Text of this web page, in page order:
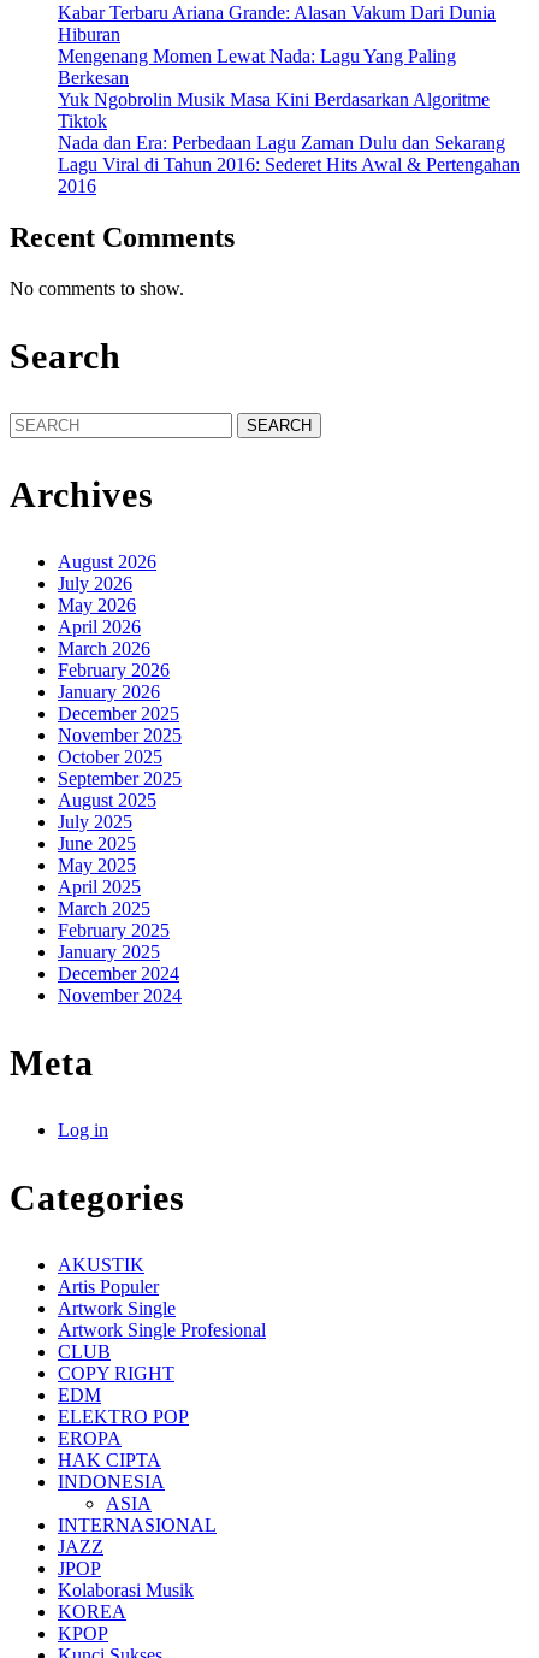
Kabar Terbaru Ariana Grande: Alasan Vakum Dari Dunia
Hiburan
Mengenang Momen Lewat Nada: Lagu Yang Paling
Berkesan
Yuk Ngobrolin Musik Masa Kini Berdasarkan Algoritme
Tiktok
Nada dan Era: Perbedaan Lagu Zaman Dulu dan Sekarang
Lagu Viral di Tahun 2016: Sederet Hits Awal & Pertengahan
2016
Recent Comments
No comments to show.
Search
Search
for:
Archives
August 2026
July 2026
May 2026
April 2026
March 2026
February 2026
January 2026
December 2025
November 2025
October 2025
September 2025
August 2025
July 2025
June 2025
May 2025
April 2025
March 2025
February 2025
January 2025
December 2024
November 2024
Meta
Log in
Categories
AKUSTIK
Artis Populer
Artwork Single
Artwork Single Profesional
CLUB
COPY RIGHT
EDM
ELEKTRO POP
EROPA
HAK CIPTA
INDONESIA
ASIA
INTERNASIONAL
JAZZ
JPOP
Kolaborasi Musik
KOREA
KPOP